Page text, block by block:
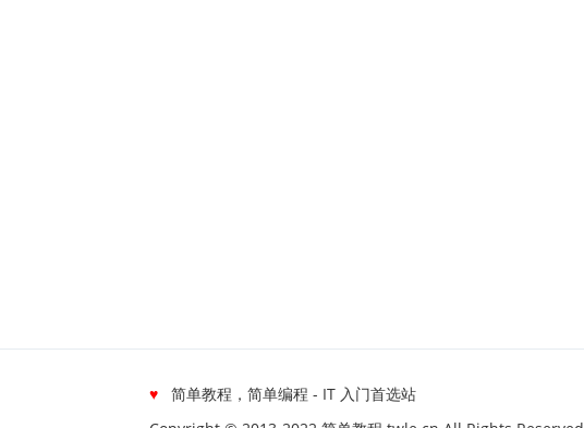
♥ 简单教程，简单编程 - IT 入门首选站